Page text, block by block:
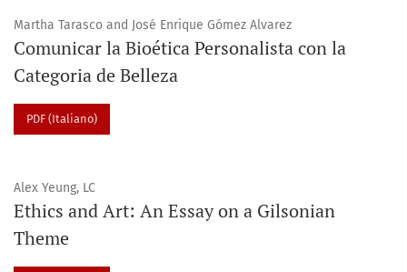
Martha Tarasco and José Enrique Gómez Alvarez
Comunicar la Bioética Personalista con la
Categoria de Belleza
PDF (Italiano)
Alex Yeung, LC
Ethics and Art: An Essay on a Gilsonian
Theme